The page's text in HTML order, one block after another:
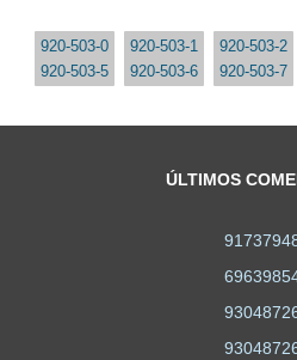
920-503-0 920-503-1 920-503-2
920-503-5
920-503-6 920-503-7
ÚLTIMOS